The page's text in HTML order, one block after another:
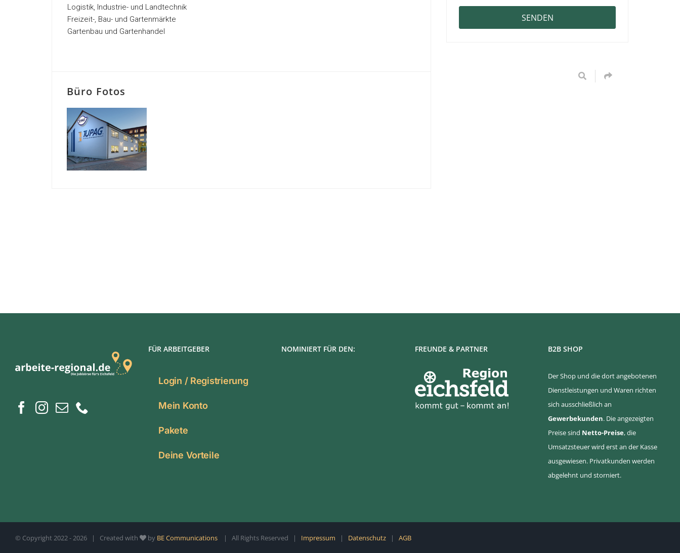
Logistik, Industrie- und Landtechnik
Freizeit-, Bau- und Gartenmärkte
Gartenbau und Gartenhandel
Büro Fotos
FÜR ARBEITGEBER
Login / Registrierung
Mein Konto
Pakete
Deine Vorteile
NOMINIERT FÜR DEN: FREUNDE & PARTNER B2B SHOP
Der Shop und die dort angebotenen
Dienstleistungen und Waren richten
sich ausschließlich an
Gewerbekunden. Die angezeigten
Preise sind Netto-Preise, die
Umsatzsteuer wird erst an der Kasse
ausgewiesen. Privatkunden werden
abgelehnt und storniert.
© Copyright 2022 -2026 | Created with by BE Communications | All Rights Reserved | Impressum | Datenschutz | AGB